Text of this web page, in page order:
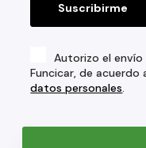
Autorizo el
Funcicar, de acuerdo
datos personales.